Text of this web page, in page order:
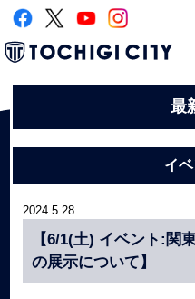
最
イ
2024.5.28
【6/1(土) イベント:関
の展示について】